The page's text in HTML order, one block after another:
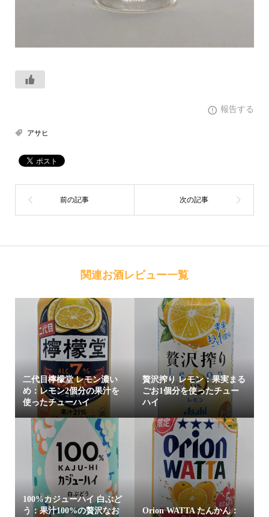
報告する
アサヒ
関連お酒レビュー一覧
二代目檸檬堂 レモン濃い
め：レモン2個分の果汁を
使ったチューハイ
贅沢搾り レモン：果実まる
ごお1個分を使ったチュー
ハイ
100%カジューハイ 白ぶど
う：果汁100%の贅沢なお
Orion WATTA たんかん：